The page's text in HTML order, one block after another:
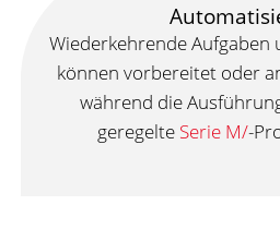
Wiederkehrende Aufgaben
können vorbereitet oder
während die
geregelte Serie M/-